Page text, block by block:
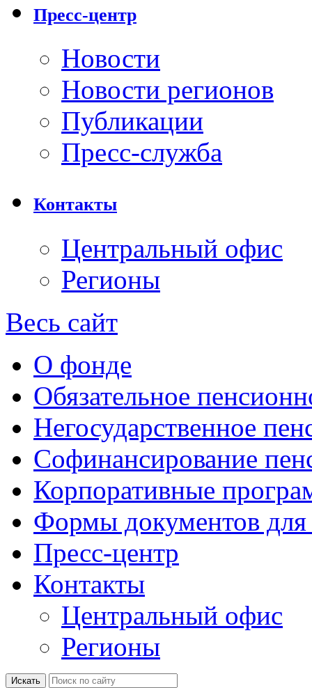
Пресс-центр
Новости
Новости регионов
Публикации
Пресс-служба
Контакты
Центральный офис
Регионы
Весь сайт
О фонде
Обязательное
Негосударственное
Софинансирование
Корпоративные
Формы документов для
Пресс-центр
Контакты
Центральный офис
Регионы